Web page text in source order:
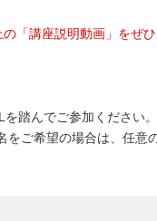
「講座説明動画」をぜひ
踏んでご参加ください。
ご希望の場合は、任意